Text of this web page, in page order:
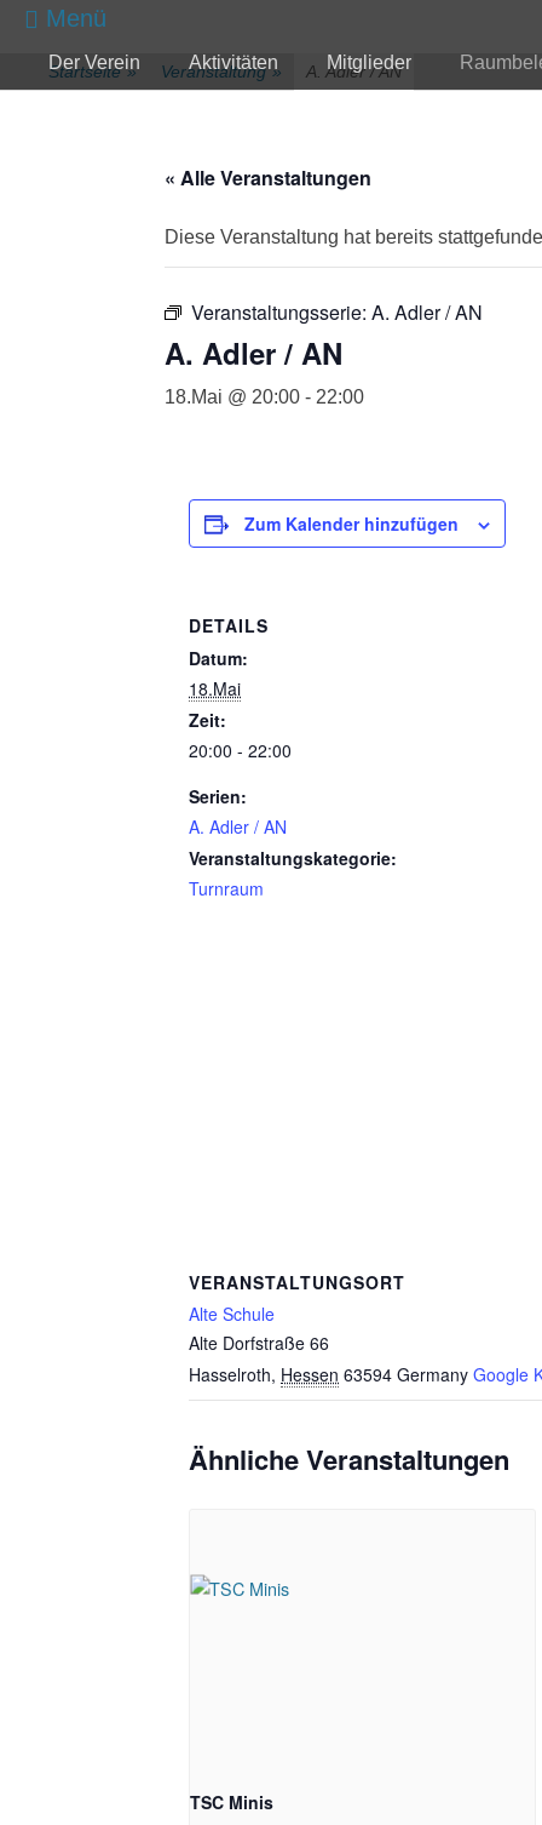
zum
überspringen
Menü
Primärmenü
Der Verein Aktivitäten Mitglieder
Startseite » Veranstaltung » A. Adler / AN
« Alle Veranstaltungen
Diese Veranstaltung hat bereits
Veranstaltungsserie: A. Adler / AN
A. Adler / AN
18.Mai @ 20:00 - 22:00
Zum Kalender hinzufügen
DETAILS
Datum:
18.Mai
Zeit:
20:00 - 22:00
Serien:
A. Adler / AN
Veranstaltungskategorie:
Turnraum
VERANSTALTUNGSORT
Alte Schule
Alte Dorfstraße 66
Hasselroth, Hessen 63594 Germany Google
Ähnliche Veranstaltungen
TSC Minis